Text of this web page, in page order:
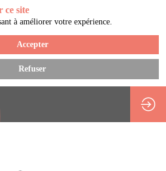
ce site
à améliorer votre expérience.
Accepter
Refuser